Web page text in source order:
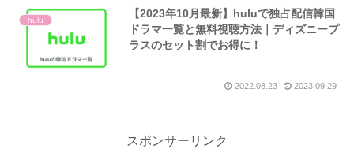
hulu
【2023年10月最新】huluで独占配信韓国
ドラマ一覧と無料視聴方法｜ディズニープ
ラスのセット割でお得に！
2022.08.23 2023.09.29
スポンサーリンク